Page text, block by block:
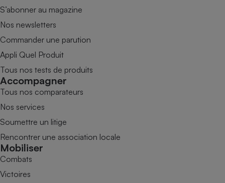
S’abonner au magazine
Nos newsletters
Commander une parution
Appli Quel Produit
Tous nos tests de produits
Accompagner
Tous nos comparateurs
Nos services
Soumettre un litige
Rencontrer une association locale
Mobiliser
Combats
Victoires